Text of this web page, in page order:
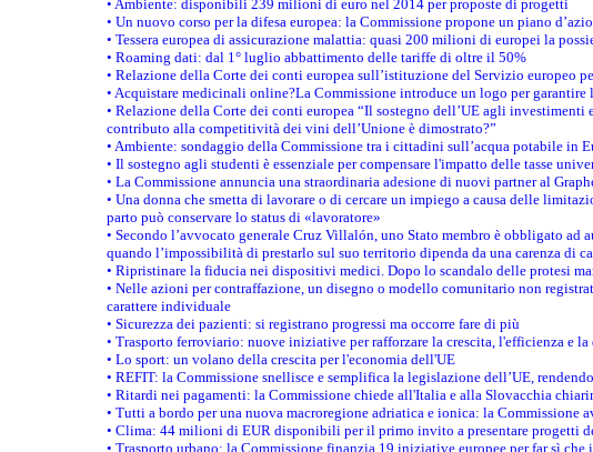
• Ambiente: disponibili 239 milioni di euro nel 2014 per proposte di progetti
• Un nuovo corso per la difesa europea: la Commissione propone un piano
• Tessera europea di assicurazione malattia: quasi 200 milioni di europei la
• Roaming dati: dal 1° luglio abbattimento delle tariffe di oltre il 50%
• Relazione della Corte dei conti europea sull’istituzione del Servizio europeo
• Acquistare medicinali online?La Commissione introduce un logo per garantire
• Relazione della Corte dei conti europea “Il sostegno dell’UE agli
contributo alla competitività dei vini dell’Unione è dimostrato?”
• Ambiente: sondaggio della Commissione tra i cittadini sull’acqua potabile in
• Il sostegno agli studenti è essenziale per compensare l'impatto delle tasse
• La Commissione annuncia una straordinaria adesione di nuovi partner al
• Una donna che smetta di lavorare o di cercare un impiego a causa delle
parto può conservare lo status di «lavoratore»
• Secondo l’avvocato generale Cruz Villalón, uno Stato membro è obbligato
quando l’impossibilità di prestarlo sul suo territorio dipenda da una carenza di
• Ripristinare la fiducia nei dispositivi medici. Dopo lo scandalo delle protesi
• Nelle azioni per contraffazione, un disegno o modello comunitario non
carattere individuale
• Sicurezza dei pazienti: si registrano progressi ma occorre fare di più
• Trasporto ferroviario: nuove iniziative per rafforzare la crescita, l'efficienza e
• Lo sport: un volano della crescita per l'economia dell'UE
• REFIT: la Commissione snellisce e semplifica la legislazione dell’UE,
• Ritardi nei pagamenti: la Commissione chiede all'Italia e alla Slovacchia
• Tutti a bordo per una nuova macroregione adriatica e ionica: la Commissione
• Clima: 44 milioni di EUR disponibili per il primo invito a presentare progetti
• Trasporto urbano: la Commissione finanzia 19 iniziative europee per far sì